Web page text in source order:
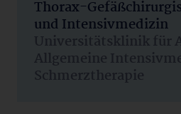
Thorax-
und Intensivmedizin
Universitätsklinik für
Allgemeine
Schmerztherapie